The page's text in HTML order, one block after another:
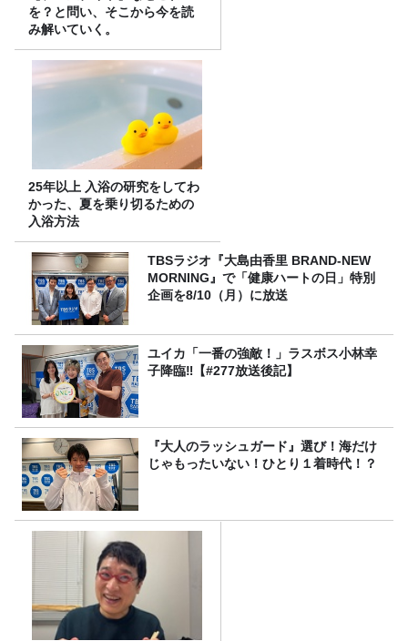
を？と問い、そこから今を読
み解いていく。
25年以上 入浴の研究をしてわ
かった、夏を乗り切るための
入浴方法
TBSラジオ『大島由香里 BRAND-NEW
MORNING』で「健康ハートの日」特別
企画を8/10（月）に放送
ユイカ「一番の強敵！」ラスボス小林幸
子降臨‼【#277放送後記】
『大人のラッシュガード』選び！海だけ
じゃもったいない！ひとり１着時代！？